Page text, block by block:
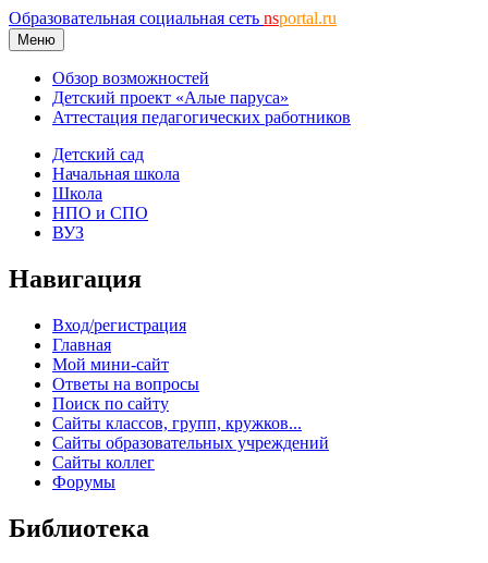
Образовательная социальная сеть nsportal.ru
Меню
Обзор возможностей
Детский проект «Алые паруса»
Аттестация педагогических работников
Детский сад
Начальная школа
Школа
НПО и СПО
ВУЗ
Навигация
Вход/регистрация
Главная
Мой мини-сайт
Ответы на вопросы
Поиск по сайту
Сайты классов, групп, кружков...
Сайты образовательных учреждений
Сайты коллег
Форумы
Библиотека